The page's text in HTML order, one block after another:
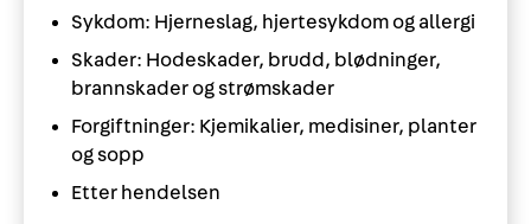
Sykdom: Hjerneslag, hjertesykdom og allergi
Skader: Hodeskader, brudd, blødninger,
brannskader og strømskader
Forgiftninger: Kjemikalier, medisiner, planter
og sopp
Etter hendelsen